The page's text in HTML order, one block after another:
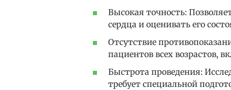
Высокая точность:
сердца и оценивать его
Отсутствие
пациентов всех возрастов,
Быстрота проведения:
требует специальной